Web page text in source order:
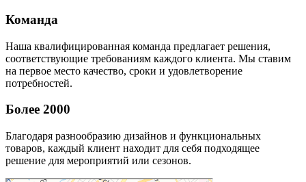
Команда
Наша квалифицированная команда предлагает решения,
соответствующие требованиям каждого клиента. Мы ставим
на первое место качество, сроки и удовлетворение
потребностей.
Более 2000
Благодаря разнообразию дизайнов и функциональных
товаров, каждый клиент находит для себя подходящее
решение для мероприятий или сезонов.